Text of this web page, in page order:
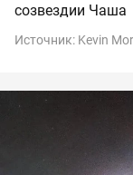
созвездии Чаша
Источник: Kevin